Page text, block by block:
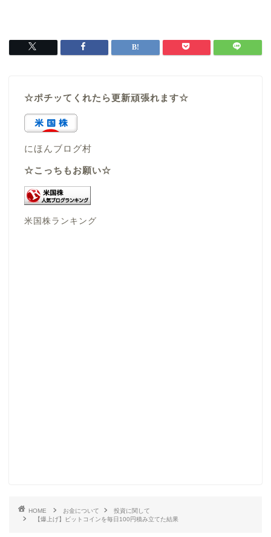
☆ポチッてくれたら更新頑張れます☆
にほんブログ村
☆こっちもお願い☆
米国株ランキング
HOME お金について
投資に関して
【爆上げ】ビットコインを毎日100円積み立てた結果